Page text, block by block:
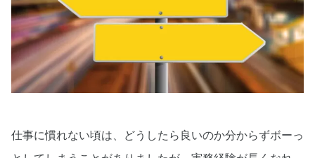
仕事に慣れない頃は、どうしたら良いのか分からずボーっ